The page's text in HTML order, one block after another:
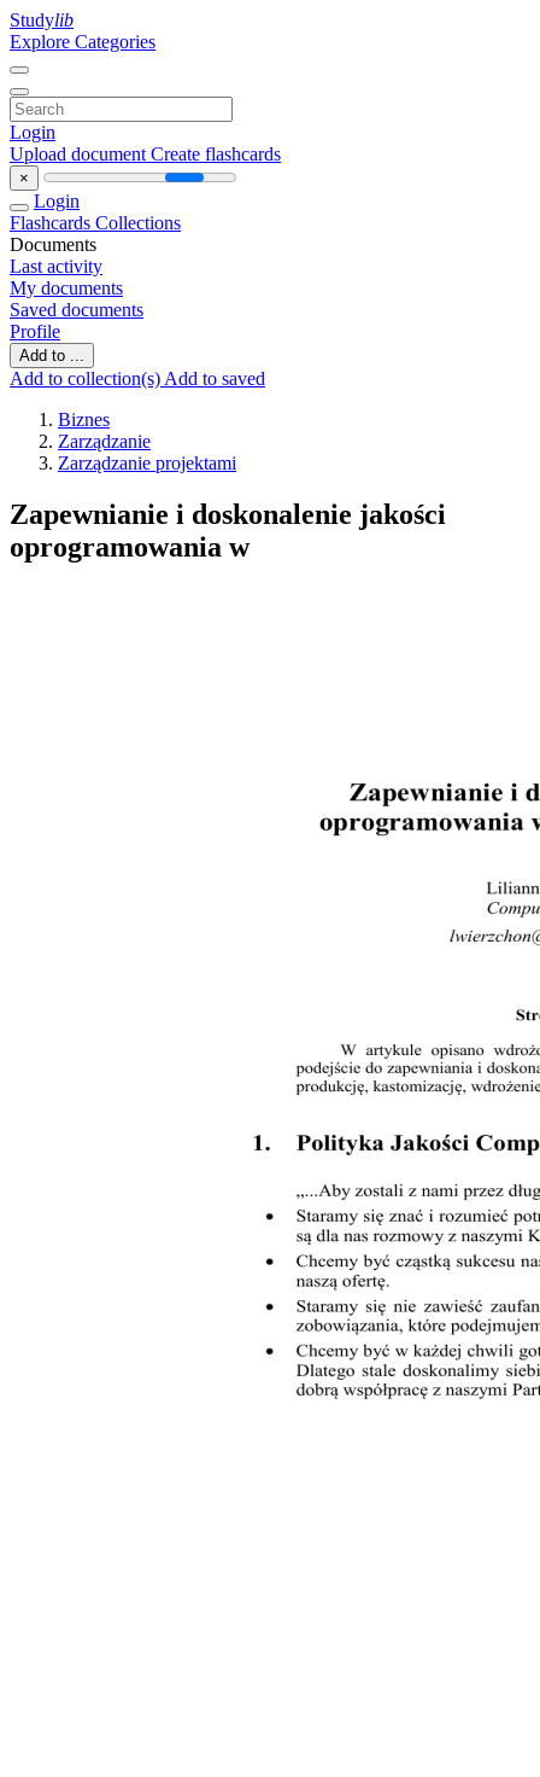
Studylib
Explore Categories
Login
Upload document Create flashcards
×
Login
Flashcards Collections
Documents
Last activity
My documents
Saved documents
Profile
Add to ...
Add to collection(s) Add to saved
Biznes
Zarządzanie
Zarządzanie projektami
Zapewnianie i doskonalenie jakości
oprogramowania w